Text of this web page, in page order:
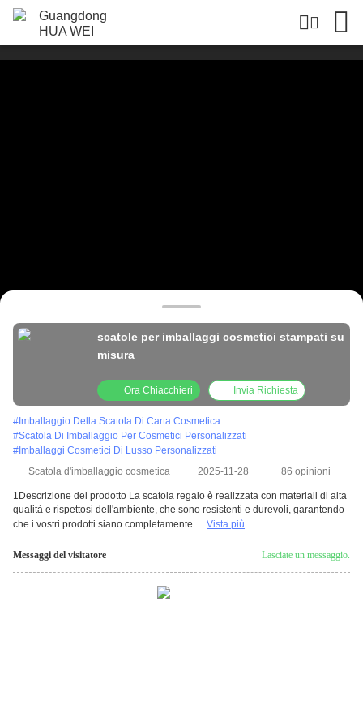
scatole per imballaggi cosmetici stampati su
misura
Ora Chiacchieri Invia Richiesta
# Imballaggio Della Scatola Di Carta Cosmetica
#Scatola Di Imballaggio Per Cosmetici Personalizzati
# Imballaggi Cosmetici Di Lusso Personalizzati
Scatola d'imballaggio cosmetica
2025-11-28 86 opinioni
1Descrizione del prodotto La scatola regalo è realizzata con materiali di alta
qualità e rispettosi dell'ambiente, che sono resistenti e durevoli, garantendo
che i vostri prodotti siano completamente ... Vista più
Messaggi del visitatore Lasciate un messaggio.